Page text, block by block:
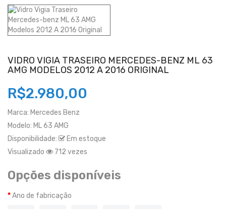
VIDRO VIGIA TRASEIRO MERCEDES-BENZ ML 63
AMG MODELOS 2012 A 2016 ORIGINAL
R$2.980,00
Marca: Mercedes Benz
Modelo: ML 63 AMG
Disponibilidade:
Em estoque
Visualizado
712 vezes
Opções disponíveis
Ano de fabricação